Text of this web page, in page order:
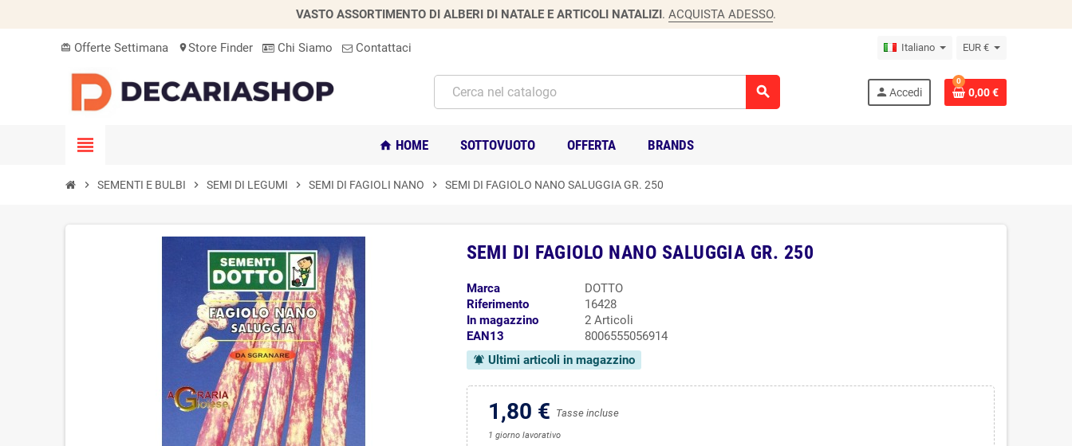
VASTO ASSORTIMENTO DI ALBERI DI NATALE E ARTICOLI NATALIZI. ACQUISTA ADESSO.
card_giftcard Offerte Settimana location_onStore Finder Chi Siamo Contattaci Italiano EUR €
search person Accedi
0
0,00 €
view_headline home HOME SOTTOVUOTO OFFERTA BRANDS
chevron_right SEMENTI E BULBI chevron_right SEMI DI LEGUMI chevron_right SEMI DI FAGIOLI NANO chevron_right SEMI DI FAGIOLO NANO SALUGGIA GR. 250
SEMI DI FAGIOLO NANO SALUGGIA GR. 250
Marca
DOTTO
Riferimento
16428
In magazzino
2 Articoli
EAN13
8006555056914
notifications_active Ultimi articoli in magazzino
1,80 € Tasse incluse
1 giorno lavorativo